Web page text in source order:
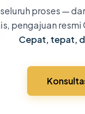
proses —
pengajuan resmi
Cepat, tepat,